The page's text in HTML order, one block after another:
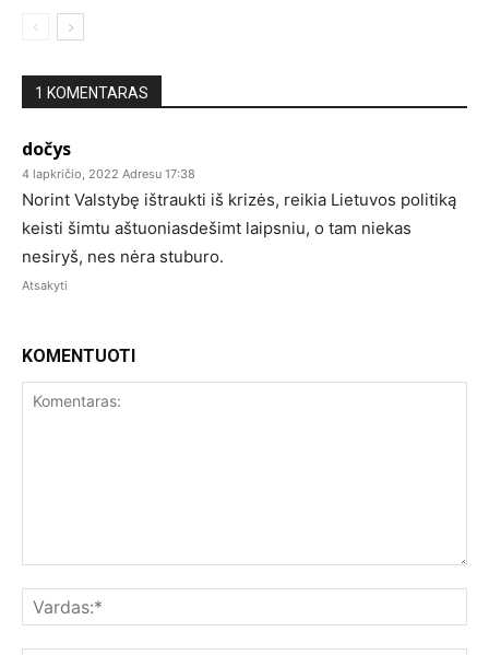
1 KOMENTARAS
dočys
4 lapkričio, 2022 Adresu 17:38
Norint Valstybę ištraukti iš krizės, reikia Lietuvos politiką
keisti šimtu aštuoniasdešimt laipsniu, o tam niekas
nesiryš, nes nėra stuburo.
Atsakyti
KOMENTUOTI